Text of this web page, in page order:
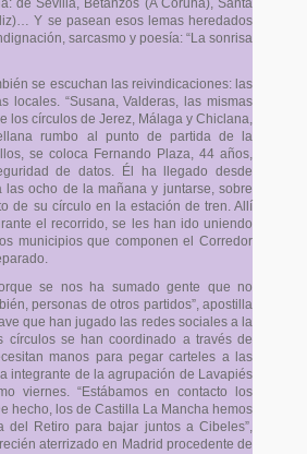
de Sevilla, Betanzos (A Coruña), Santa
Y se pasean esos lemas heredados
sarcasmo y poesía: “La sonrisa
se escuchan las reivindicaciones: las
locales. “Susana, Valderas, las mismas
los círculos de Jerez, Málaga y Chiclana,
rumbo al punto de partida de la
se coloca Fernando Plaza, 44 años,
de datos. Él ha llegado desde
las ocho de la mañana y juntarse, sobre
de su círculo en la estación de tren. Allí
el recorrido, se les han ido uniendo
municipios que componen el Corredor
se nos ha sumado gente que no
personas de otros partidos”, apostilla
que han jugado las redes sociales a la
círculos se han coordinado a través de
manos para pegar carteles a las
integrante de la agrupación de Lavapiés
viernes. “Estábamos en contacto los
hecho, los de Castilla La Mancha hemos
del Retiro para bajar juntos a Cibeles”,
aterrizado en Madrid procedente de